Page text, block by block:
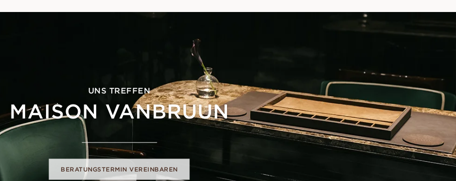
UNS TREFFEN
MAISON VANBRUUN
BERATUNGSTERMIN VEREINBAREN